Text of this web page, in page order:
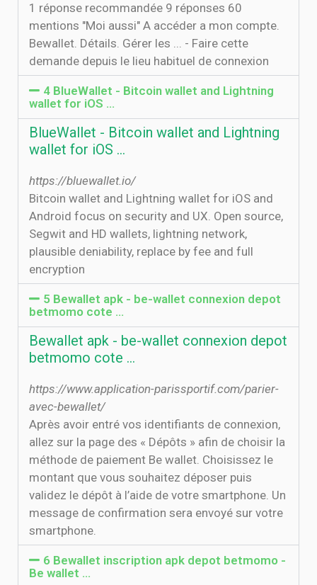
1 réponse recommandée 9 réponses 60
mentions "Moi aussi" A accéder a mon compte.
Bewallet. Détails. Gérer les ... - Faire cette
demande depuis le lieu habituel de connexion
4 BlueWallet - Bitcoin wallet and Lightning
wallet for iOS ...
BlueWallet - Bitcoin wallet and Lightning
wallet for iOS ...
https://bluewallet.io/
Bitcoin wallet and Lightning wallet for iOS and
Android focus on security and UX. Open source,
Segwit and HD wallets, lightning network,
plausible deniability, replace by fee and full
encryption
5 Bewallet apk - be-wallet connexion depot
betmomo cote …
Bewallet apk - be-wallet connexion depot
betmomo cote …
https://www.application-parissportif.com/parier-
avec-bewallet/
Après avoir entré vos identifiants de connexion,
allez sur la page des « Dépôts » afin de choisir la
méthode de paiement Be wallet. Choisissez le
montant que vous souhaitez déposer puis
validez le dépôt à l’aide de votre smartphone. Un
message de confirmation sera envoyé sur votre
smartphone.
6 Bewallet inscription apk depot betmomo -
Be wallet ...